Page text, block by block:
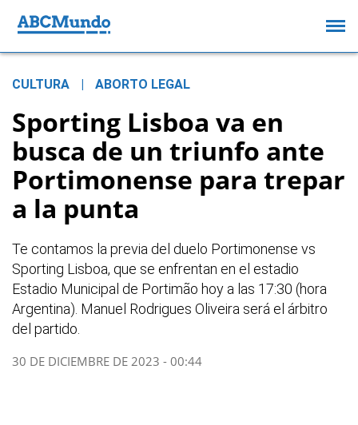
CULTURA ABORTO LEGAL
Sporting Lisboa va en
busca de un triunfo ante
Portimonense para trepar
a la punta
Te contamos la previa del duelo Portimonense vs
Sporting Lisboa, que se enfrentan en el estadio
Estadio Municipal de Portimão hoy a las 17:30 (hora
Argentina). Manuel Rodrigues Oliveira será el árbitro
del partido.
30 DE DICIEMBRE DE 2023 - 00:44